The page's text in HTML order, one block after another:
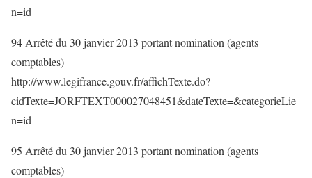
n=id
94 Arrêté du 30 janvier 2013 portant nomination (agents
comptables)
http://www.legifrance.gouv.fr/affichTexte.do?
cidTexte=JORFTEXT000027048451&dateTexte=&categorieLie
n=id
95 Arrêté du 30 janvier 2013 portant nomination (agents
comptables)